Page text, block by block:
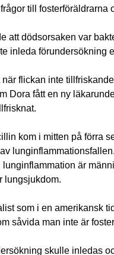
till
att dödsorsaken var
inleda förundersökning
flickan inte
Dora fått en ny
kom i mitten på förra
är
lungsjukdom.
som i en amerikansk
såvida man inte är
skulle inledas